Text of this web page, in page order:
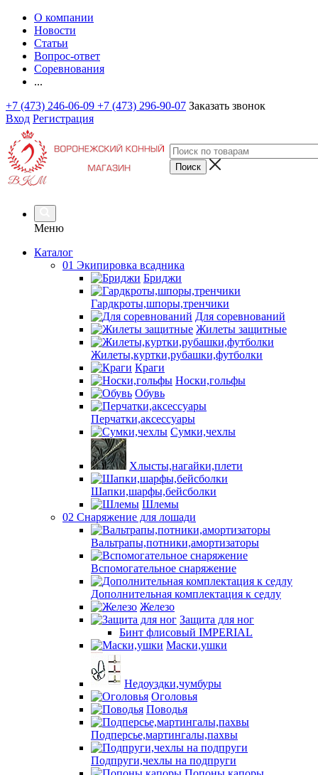
О компании
Новости
Статьи
Вопрос-ответ
Соревнования
...
+7 (473) 246-06-09 +7 (473) 296-90-07 Заказать звонок
Вход Регистрация
Меню
Каталог
01 Экипировка всадника
Бриджи
Гардкроты,шпоры,тренчики
Для соревнований
Жилеты защитные
Жилеты,куртки,рубашки,футболки
Краги
Носки,гольфы
Обувь
Перчатки,аксессуары
Сумки,чехлы
Хлысты,нагайки,плети
Шапки,шарфы,бейсболки
Шлемы
02 Снаряжение для лошади
Вальтрапы,потники,амортизаторы
Вспомогательное снаряжение
Дополнительная комплектация к седлу
Железо
Защита для ног
Бинт флисовый IMPERIAL
Маски,ушки
Недоуздки,чумбуры
Оголовья
Поводья
Подперсье,мартингалы,пахвы
Подпруги,чехлы на подпруги